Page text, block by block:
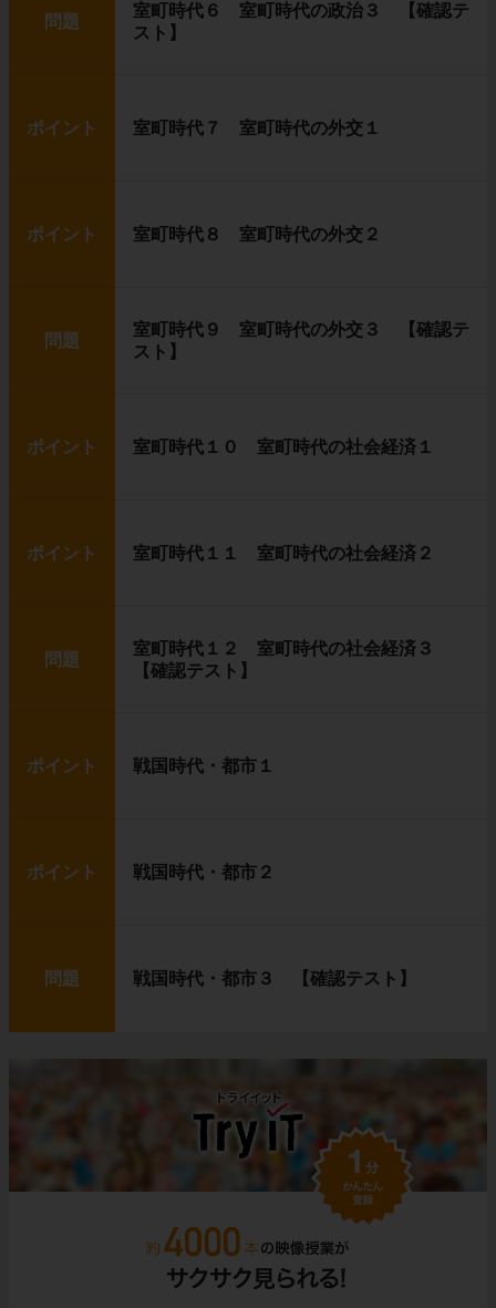
問題
室町時代６ 室町時代の政治３ 【確認テ
スト】
ポイント 室町時代７ 室町時代の外交１
ポイント 室町時代８ 室町時代の外交２
問題
室町時代９ 室町時代の外交３ 【確認テ
スト】
ポイント 室町時代１０ 室町時代の社会経済１
ポイント 室町時代１１ 室町時代の社会経済２
問題
室町時代１２ 室町時代の社会経済３
【確認テスト】
ポイント 戦国時代・都市１
ポイント 戦国時代・都市２
問題 戦国時代・都市３ 【確認テスト】